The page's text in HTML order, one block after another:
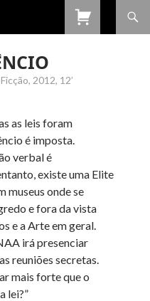
2012, 12’
as leis foram
é imposta.
verbal é
existe uma Elite
museus onde se
e fora da vista
e a Arte em geral.
irá presenciar
reuniões secretas.
mais forte que o
lei?”